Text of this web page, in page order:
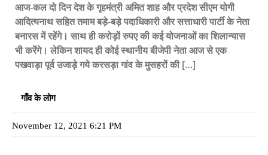
आज-कल दो दिन देश के गृहमंत्री अमित शाह और प्रदेश सीएम योगी
आदित्यनाथ सहित तमाम बड़े-बड़े पदाधिकारी और सत्ताधारी पार्टी के नेता
बनारस में रहेंगे। साथ ही करोड़ों रुपए की कई योजनाओं का शिलान्यास
भी करेंगे। लेकिन शायद ही कोई स्थानीय बीजेपी नेता आज से एक
पखवाड़ा पूर्व उजाड़े गये करसड़ा गांव के मुसहरों की […]
गाँव के लोग
November 12, 2021 6:21 PM